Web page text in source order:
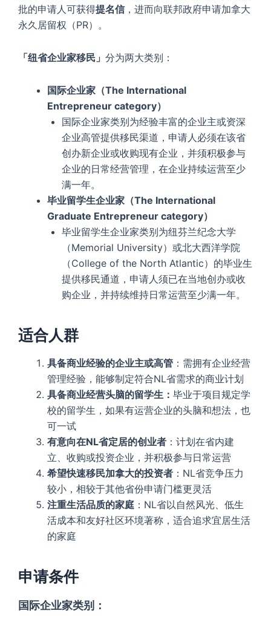
批的申请人可获得提名信，进而向联邦政府申请加拿大
永久居留权（PR）。
「纽省企业家移民」 分为两大类别：
国际企业家（The International
Entrepreneur category）
国际企业家类别为经验丰富的企业主或资深
企业高管提供移民渠道，申请人必须在该省
创办新企业或收购现有企业，并须积极参与
企业的日常经营管理，在企业持续运营至少
满一年。
毕业留学生企业家（The International
Graduate Entrepreneur category）
毕业留学生企业家类别为纽芬兰纪念大学
（Memorial University）或北大西洋学院
（College of the North Atlantic）的毕业生
提供移民通道，申请人须已在当地创办或收
购企业，并持续维持日常运营至少满一年。
适合人群
具备商业经验的企业主或高管 ：需拥有企业经营
管理经验，能够制定符合NL省需求的商业计划
具备商业经营头脑的留学生： 毕业于项目规定学
校的留学生，如果有运营企业的头脑和想法，也
可一试
有意向在NL省定居的创业者 ：计划在省内建
立、收购或投资企业，并积极参与日常运营
希望快速移民加拿大的投资者 ：NL省竞争压力
较小，相较于其他省份申请门槛更灵活
注重生活品质的家庭 ：NL省以自然风光、低生
活成本和友好社区环境著称，适合追求宜居生活
的家庭
申请条件
国际企业家类别：